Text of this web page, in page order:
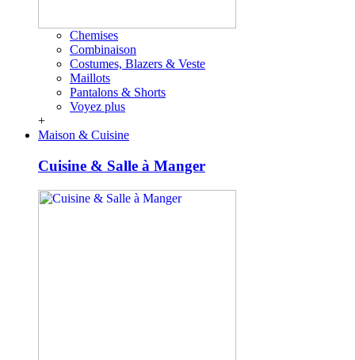
Chemises
Combinaison
Costumes, Blazers & Veste
Maillots
Pantalons & Shorts
Voyez plus
+
Maison & Cuisine
Cuisine & Salle à Manger